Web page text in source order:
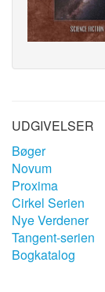
UDGIVELSER
Bøger
Novum
Proxima
Cirkel Serien
Nye Verdener
Tangent-serien
Bogkatalog